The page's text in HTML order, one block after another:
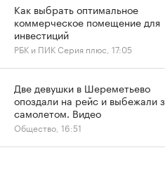
Как выбрать оптимальное
коммерческое помещение для
инвестиций
РБК и ПИК Серия плюс, 17:05
Две девушки в Шереметьево
опоздали на рейс и выбежали
самолетом. Видео
Общество, 16:51